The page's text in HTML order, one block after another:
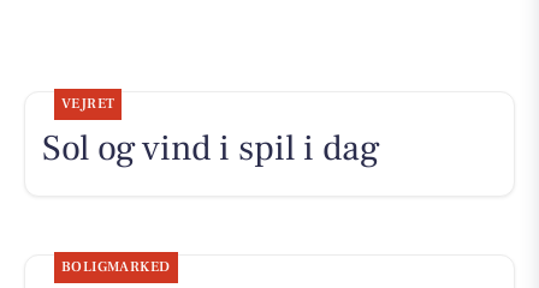
VEJRET
Sol og vind i spil i dag
BOLIGMARKED